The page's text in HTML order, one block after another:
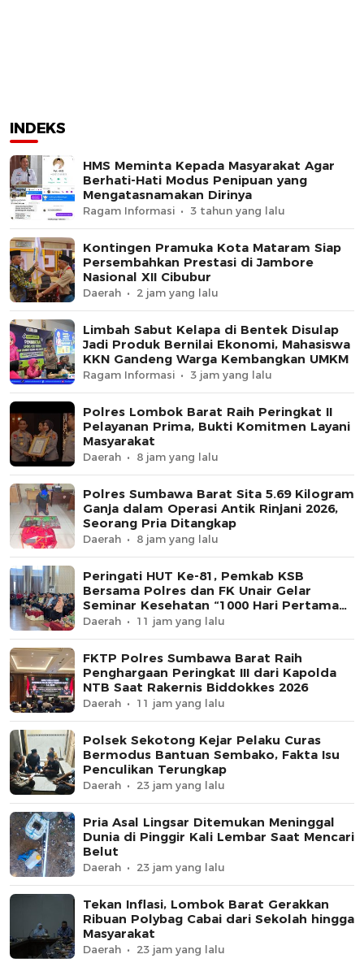
INDEKS
HMS Meminta Kepada Masyarakat Agar
Berhati-Hati Modus Penipuan yang
Mengatasnamakan Dirinya
Ragam Informasi 3 tahun yang lalu
Kontingen Pramuka Kota Mataram Siap
Persembahkan Prestasi di Jambore
Nasional XII Cibubur
Daerah 2 jam yang lalu
Limbah Sabut Kelapa di Bentek Disulap
Jadi Produk Bernilai Ekonomi, Mahasiswa
KKN Gandeng Warga Kembangkan UMKM
Ragam Informasi 3 jam yang lalu
Polres Lombok Barat Raih Peringkat II
Pelayanan Prima, Bukti Komitmen Layani
Masyarakat
Daerah 8 jam yang lalu
Polres Sumbawa Barat Sita 5.69 Kilogram
Ganja dalam Operasi Antik Rinjani 2026,
Seorang Pria Ditangkap
Daerah 8 jam yang lalu
Peringati HUT Ke-81, Pemkab KSB
Bersama Polres dan FK Unair Gelar
Seminar Kesehatan “1000 Hari Pertama
Kehidupan”
Daerah 11 jam yang lalu
FKTP Polres Sumbawa Barat Raih
Penghargaan Peringkat III dari Kapolda
NTB Saat Rakernis Biddokkes 2026
Daerah 11 jam yang lalu
Polsek Sekotong Kejar Pelaku Curas
Bermodus Bantuan Sembako, Fakta Isu
Penculikan Terungkap
Daerah 23 jam yang lalu
Pria Asal Lingsar Ditemukan Meninggal
Dunia di Pinggir Kali Lembar Saat Mencari
Belut
Daerah 23 jam yang lalu
Tekan Inflasi, Lombok Barat Gerakkan
Ribuan Polybag Cabai dari Sekolah hingga
Masyarakat
Daerah 23 jam yang lalu